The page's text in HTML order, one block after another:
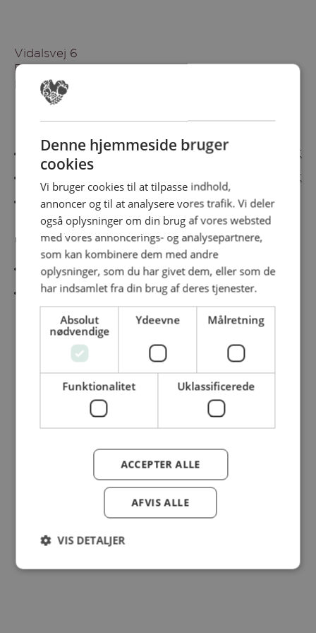
Vidalsvej 6
DK-9230 Svenstrup
Denmark
Besøg vores messesites
Cateringmesse Nord Cateringmesse Midt
Cateringmesse Øst
Cateringmesse Thy
Information
Cookiepolitk
Persondatapolitik
© Dansk Cater A/S - All rights reserved
Denne hjemmeside bruger
cookies
Vi bruger cookies til at tilpasse indhold,
annoncer og til at analysere vores trafik. Vi deler
også oplysninger om din brug af vores websted
med vores annoncerings- og analysepartnere,
som kan kombinere dem med andre
oplysninger, som du har givet dem, eller som de
har indsamlet fra din brug af deres tjenester.
Absolut
nødvendige
Ydeevne Målretning
Funktionalitet Uklassificerede
ACCEPTER ALLE
AFVIS ALLE
VIS DETALJER